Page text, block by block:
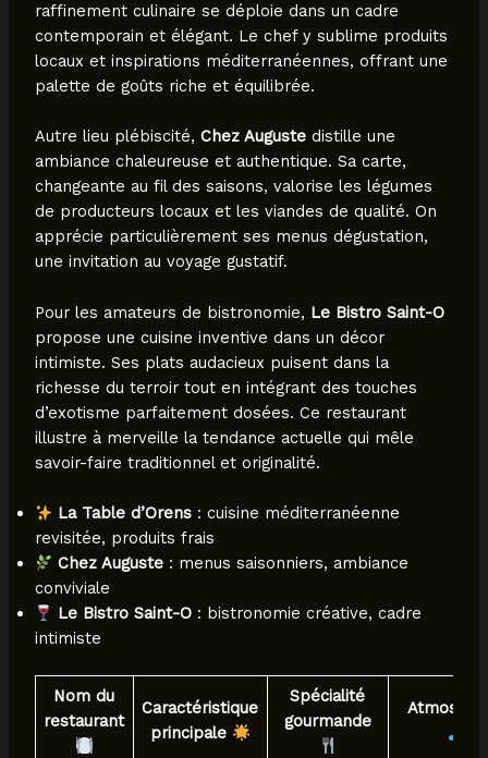
raffinement culinaire se déploie dans un cadre
contemporain et élégant. Le chef y sublime produits
locaux et inspirations méditerranéennes, offrant une
palette de goûts riche et équilibrée.
Autre lieu plébiscité, Chez Augustedistille une
ambiance chaleureuse et authentique. Sa carte,
changeante au fil des saisons, valorise les légumes
de producteurs locaux et les viandes de qualité. On
apprécie particulièrement ses menus dégustation,
une invitation au voyage gustatif.
Pour les amateurs de bistronomie, Le Bistro Saint-O
propose une cuisine inventive dans un décor
intimiste. Ses plats audacieux puisent dans la
richesse du terroir tout en intégrant des touches
d’exotisme parfaitement dosées. Ce restaurant
illustre à merveille la tendance actuelle qui mêle
savoir-faire traditionnel et originalité.
La Table d’Orens : cuisine méditerranéenne
revisitée, produits frais
Chez Auguste : menus saisonniers, ambiance
conviviale
Le Bistro Saint-O : bistronomie créative, cadre
intimiste
Nom du
restaurant
Caractéristique
principale
Spécialité
gourmande